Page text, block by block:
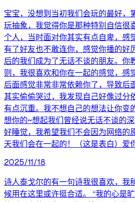
宝宝，没想到当初我们会玩的最好，
玩抽象，我觉得你是那种特别自信很
个人，当时面对你其实有点自卑，感
有了好友也不敢连你，感觉你播的好
后的我们成为了无话不谈的朋友。你
则，我很喜欢和你在一起的感觉，感
后面感觉非常非常依赖你了，导致后
其实偷偷哭过，我发现自己好像过分
有点沉重。我不想自己的想法让你变
想你的~想起我们曾经说无话不谈的
好睡觉，我希望我们不会因为网络的
天我们会在一起的！（这是表白）爱
2025/11/18
诗人泰戈尔的有一句诗我很喜欢，我
候用在这里或许挺合适。 “我的心是